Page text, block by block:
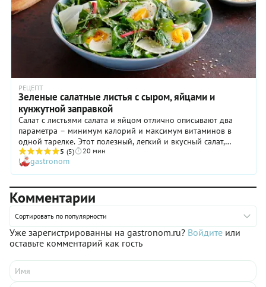
РЕЦЕПТ
Зеленые салатные листья с сыром, яйцами и
кунжутной заправкой
Салат с листьями салата и яйцом отлично описывают два
параметра – минимум калорий и максимум витаминов в
одной тарелке. Этот полезный, легкий и вкусный салат,
приготовленный по мотивам французской кухни, можно
подавать на обед вместе с основным блюдом, он может
выступать самостоятельно в качестве необременительного
ужина или дополнить ваш ланч. Приготовить этот зеленый
салат несложно, практически все необходимые ингредиенты
уже находятся в вашем холодильнике. А времени
потребуется не более 10 минут, как раз чтобы сварить яйца.
Особый шарм салату придает заправка. Соединив оливковое
масло с лимонным соком, интенсивно взбейте смесь
венчиком или двумя вилками – буквально сразу заправка
начнет светлеть и густеть, превращаясь в эмульсию. А после
того, как вы сдобрите ее кунжутным маслом и чесноком, она
приобретет совершенно фантастический вкус!
5 (5) 20 мин
gastronom
Комментарии
Сортировать по популярности
Уже зарегистрированны на gastronom.ru? Войдите или
оставьте комментарий как гость